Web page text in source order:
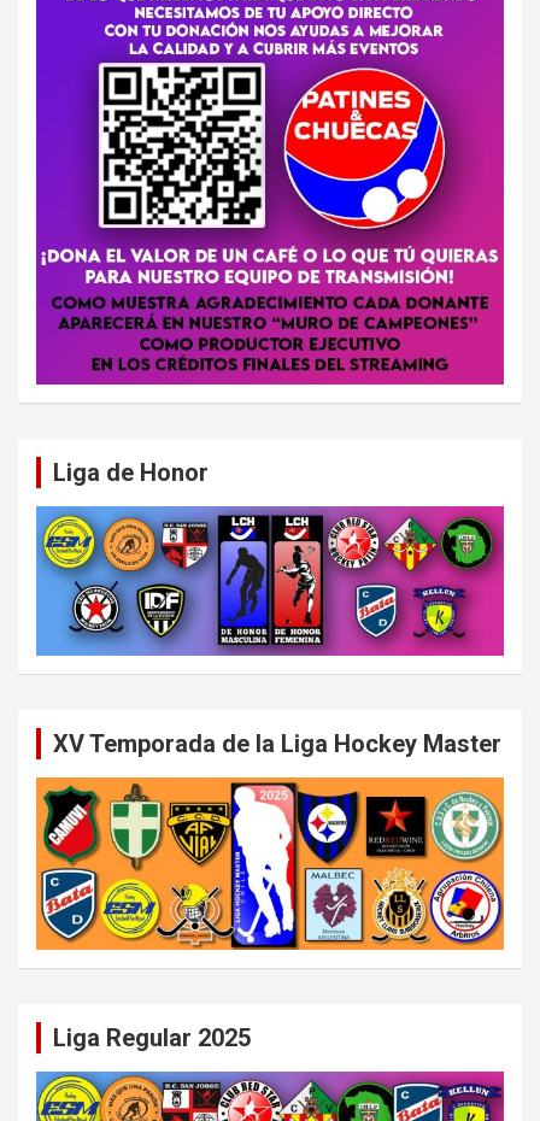
Liga de Honor
XV Temporada de la Liga Hockey Master
Liga Regular 2025